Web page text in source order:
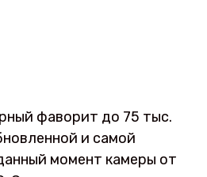
фаворит до 75 тыс.
и самой
момент камеры от